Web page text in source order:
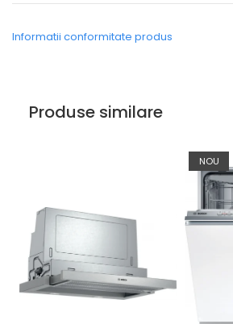
Informatii conformitate produs
Produse similare
NOU